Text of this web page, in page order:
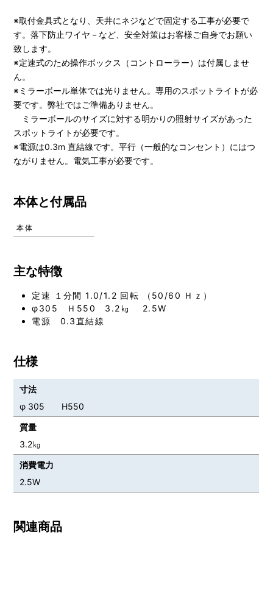
※取付金具式となり、天井にネジなどで固定する工事が必要で
す。落下防止ワイヤ－など、安全対策はお客様ご自身でお願い
致します。
※定速式のため操作ボックス（コントローラー）は付属しませ
ん。
※ミラーボール単体では光りません。専用のスポットライトが必
要です。弊社ではご準備ありません。
ミラーボールのサイズに対する明かりの照射サイズがあった
スポットライトが必要です。
※電源は0.3m 直結線です。平行（一般的なコンセント）にはつ
ながりません。電気工事が必要です。
本体と付属品
本体
主な特徴
定速 １分間 1.0/1.2 回転 （50/60 Ｈｚ）
φ305 Ｈ550 3.2㎏ 2.5W
電源 0.3直結線
仕様
寸法
φ 305 H550
質量
3.2㎏
消費電力
2.5W
関連商品